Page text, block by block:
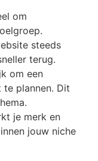
om
steeds
terug.
om een
plannen. Dit
je merk en
jouw niche